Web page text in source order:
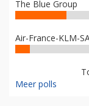
The Blue Group
Air-France-KLM-
Meer polls